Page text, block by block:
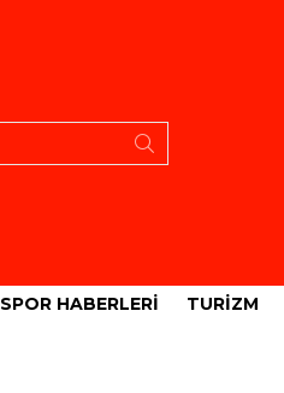
SPOR HABERLERI TURIZM